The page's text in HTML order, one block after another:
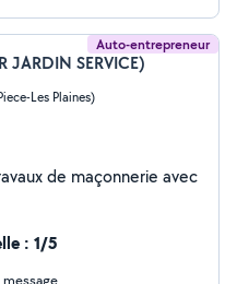
Auto-entrepreneur
JARDIN SERVICE)
Les Plaines)
: 1/5